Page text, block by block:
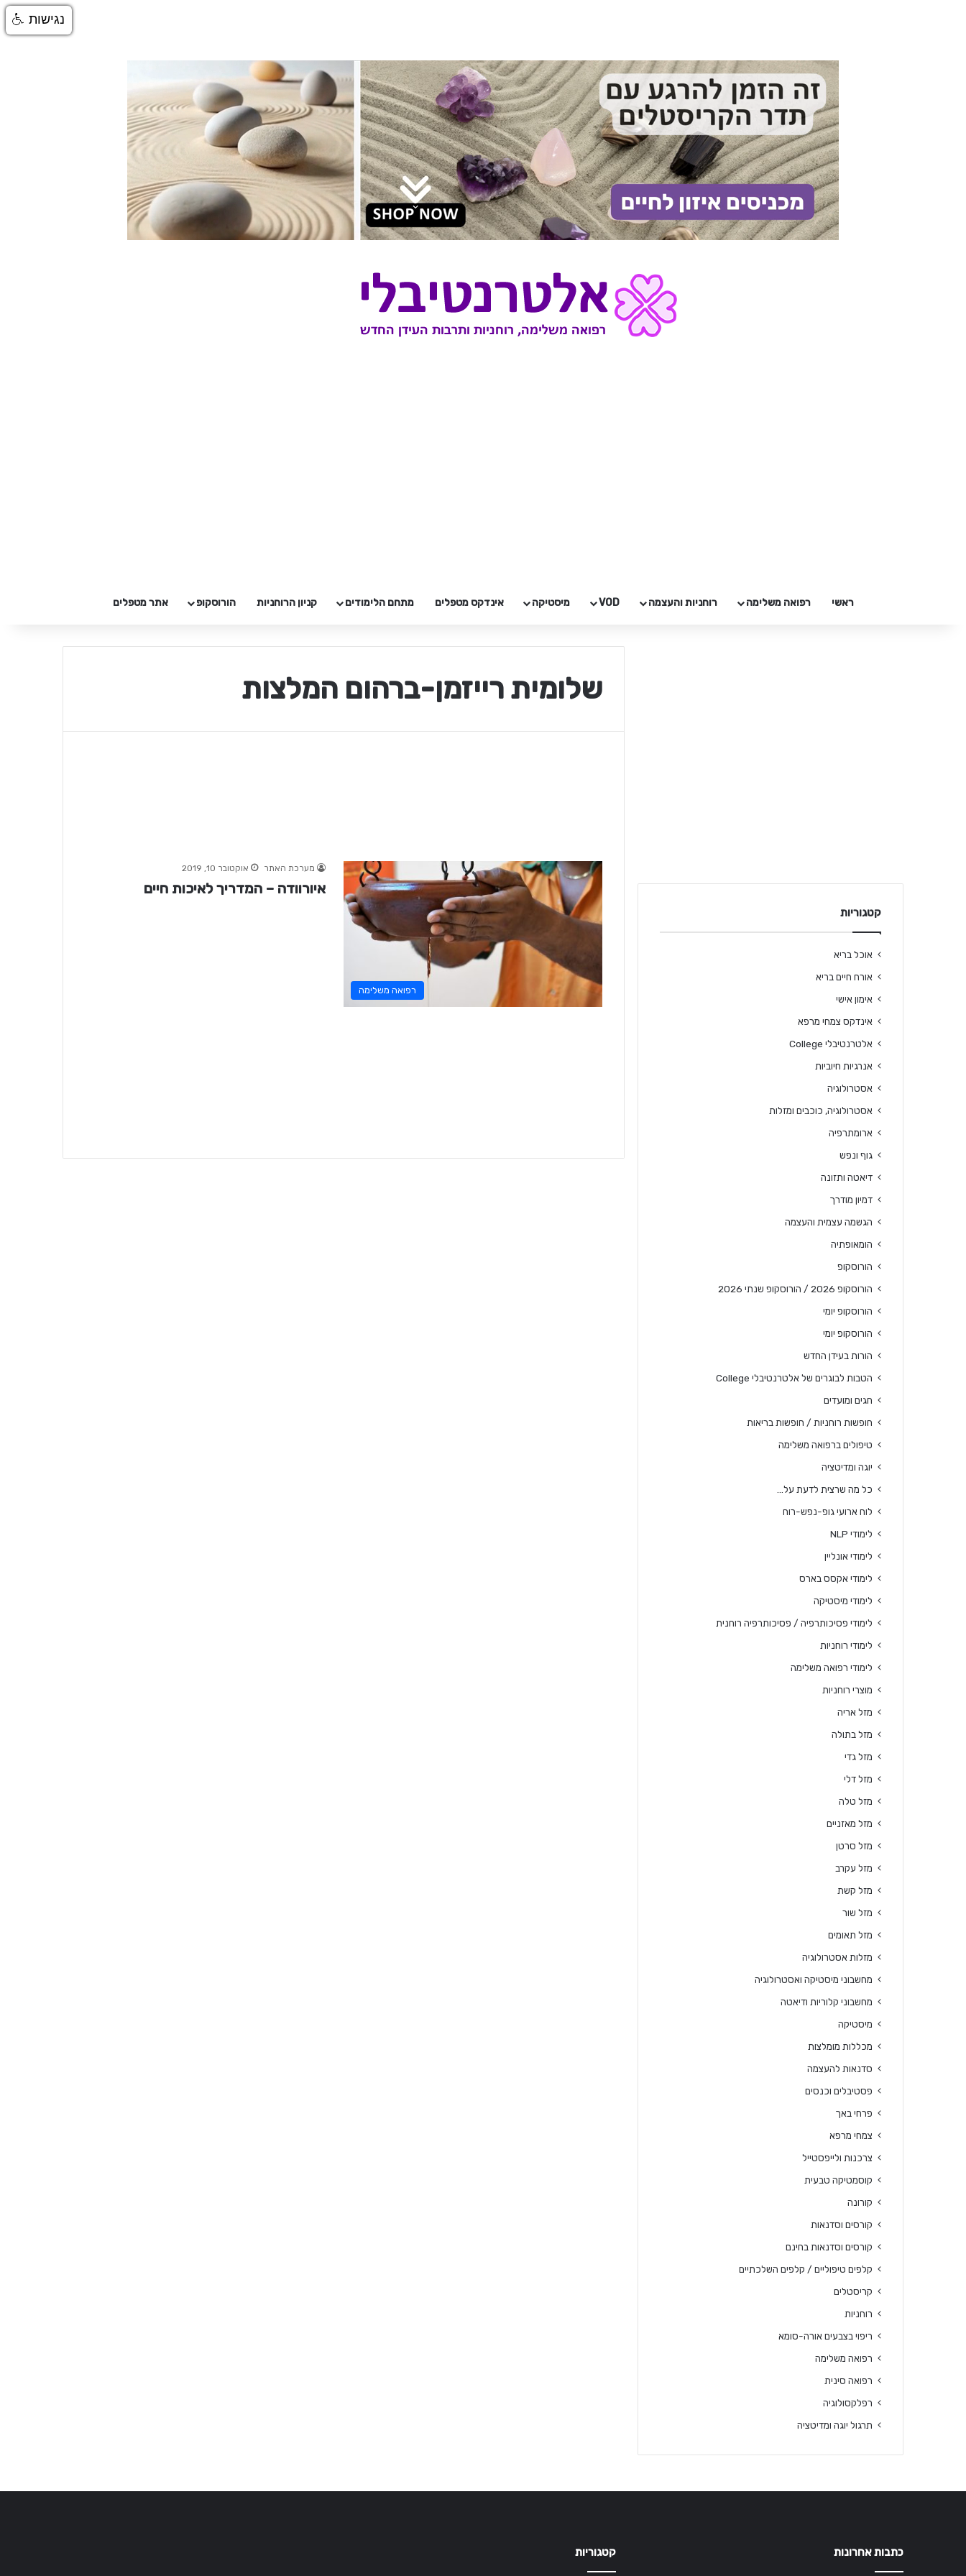
ראשי רפואה משלימה רוחניות והעצמה VOD מיסטיקה אינדקס מטפלים מתחם הלימודים קניון הרוחניות הורוסקופ אתר מטפלים
שלומית רייזמן-ברהום המלצות
רפואה משלימה
מערכת האתר אוקטובר 10, 2019
איורוודה – המדריך לאיכות חיים
קטגוריות
אוכל בריא
אורח חיים בריא
אימון אישי
אינדקס צמחי מרפא
אלטרנטיבלי College
אנרגיות חיוביות
אסטרולוגיה
אסטרולוגיה, כוכבים ומזלות
ארומתרפיה
גוף ונפש
דיאטה ותזונה
דמיון מודרך
הגשמה עצמית והעצמה
הומאופתיה
הורוסקופ
הורוסקופ 2026 / הורוסקופ שנתי 2026
הורוסקופ יומי
הורוסקופ יומי
הורות בעידן החדש
הטבות לבוגרים של אלטרנטיבלי College
חגים ומועדים
חופשות רוחניות / חופשות בריאות
טיפולים ברפואה משלימה
יוגה ומדיטציה
כל מה שרצית לדעת על…
לוח ארועי גופ-נפש-רוח
לימודי NLP
לימודי אונליין
לימודי אקסס בארס
לימודי מיסטיקה
לימודי פסיכותרפיה / פסיכותרפיה רוחנית
לימודי רוחניות
לימודי רפואה משלימה
מוצרי רוחניות
מזל אריה
מזל בתולה
מזל גדי
מזל דלי
מזל טלה
מזל מאזניים
מזל סרטן
מזל עקרב
מזל קשת
מזל שור
מזל תאומים
מזלות אסטרולוגיה
מחשבוני מיסטיקה ואסטרולוגיה
מחשבוני קלוריות ודיאטה
מיסטיקה
מכללות מומלצות
סדנאות להעצמה
פסטיבלים וכנסים
פרחי באך
צמחי מרפא
צרכנות ולייפסטייל
קוסמטיקה טבעית
קורונה
קורסים וסדנאות
קורסים וסדנאות בחינם
קלפים טיפוליים / קלפים השלכתיים
קריסטלים
רוחניות
ריפוי בצבעים אורה-סומא
רפואה משלימה
רפואה סינית
רפלקסולוגיה
תרגול יוגה ומדיטציה
כתבות אחרונות קטגוריות
נגישות